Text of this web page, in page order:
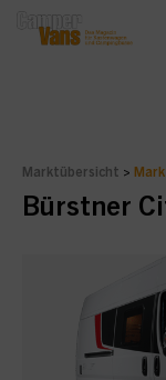
Marktübersicht >
Bürstner